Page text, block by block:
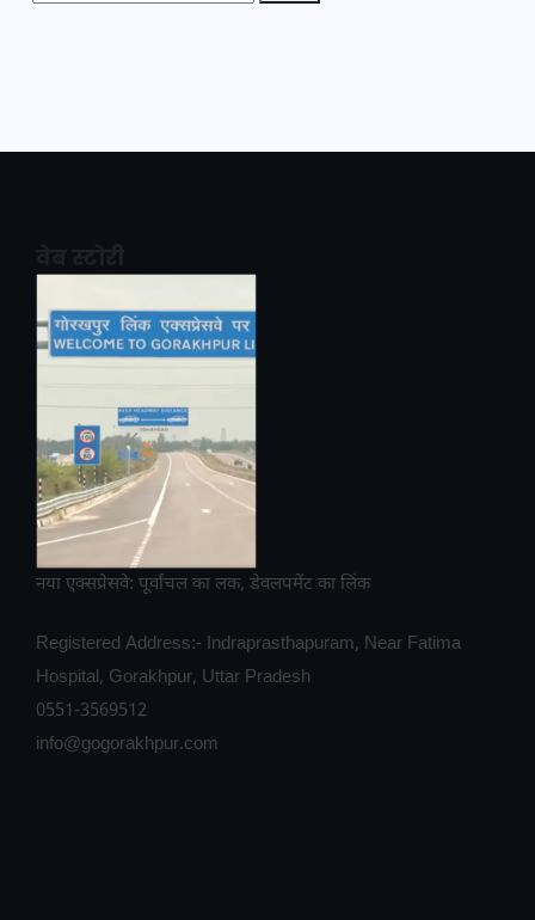
नया एक्सप्रेसवे: पूर्वांचल का लक, डेवलपमेंट का लिंक
Registered Address:- Indraprasthapuram, Near Fatima
Hospital, Gorakhpur, Uttar Pradesh
0551-3569512
info@gogorakhpur.com